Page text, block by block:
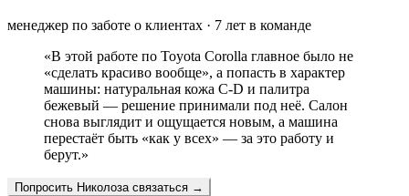
менеджер по заботе о клиентах · 7 лет в команде
«В этой работе по Toyota Corolla главное было не
«сделать красиво вообще», а попасть в характер
машины: натуральная кожа C-D и палитра
бежевый — решение принимали под неё. Салон
снова выглядит и ощущается новым, а машина
перестаёт быть «как у всех» — за это работу и
берут.»
Попросить Николозасвязаться →